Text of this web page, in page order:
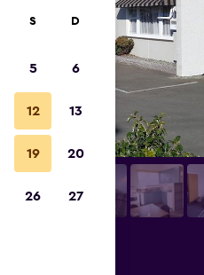
S D
5 6
12 13
19 20
26 27